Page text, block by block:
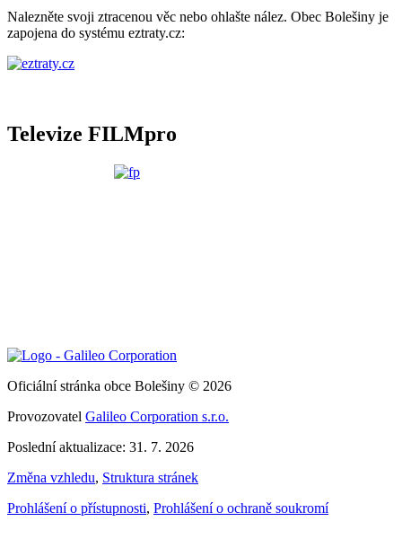
Nalezněte svoji ztracenou věc nebo ohlašte nález. Obec Bolešiny je
zapojena do systému eztraty.cz:
Televize FILMpro
Oficiální stránka obce Bolešiny © 2026
Provozovatel Galileo Corporation s.r.o.
Poslední aktualizace: 31. 7. 2026
Změna vzhledu, Struktura stránek
Prohlášení o přístupnosti, Prohlášení o ochraně soukromí